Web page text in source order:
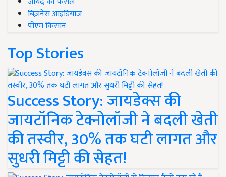
बिज़नेस आइडियाज
पीएम किसान
Top Stories
Success Story: जायडेक्स की
जायटॉनिक टेक्नोलॉजी ने बदली खेती
की तस्वीर, 30% तक घटी लागत और
सुधरी मिट्टी की सेहत!